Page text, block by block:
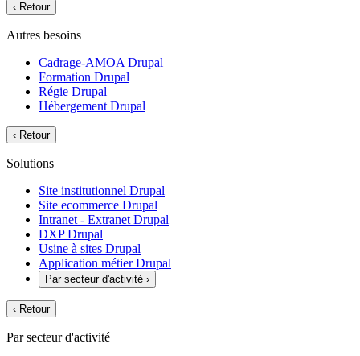
‹ Retour
Autres besoins
Cadrage-AMOA Drupal
Formation Drupal
Régie Drupal
Hébergement Drupal
‹ Retour
Solutions
Site institutionnel Drupal
Site ecommerce Drupal
Intranet - Extranet Drupal
DXP Drupal
Usine à sites Drupal
Application métier Drupal
Par secteur d'activité ›
‹ Retour
Par secteur d'activité